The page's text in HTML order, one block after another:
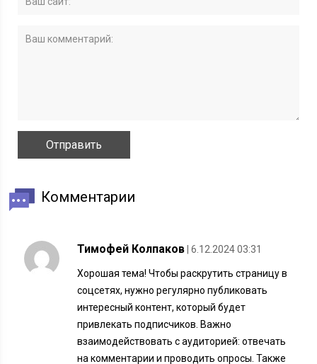
Комментарии
Тимофей Колпаков | 6.12.2024 03:31
Хорошая тема! Чтобы раскрутить страницу в
соцсетях, нужно регулярно публиковать
интересный контент, который будет
привлекать подписчиков. Важно
взаимодействовать с аудиторией: отвечать
на комментарии и проводить опросы. Также